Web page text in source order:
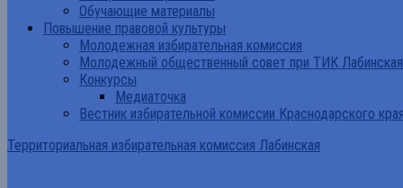
Обучающие материалы
Повышение правовой культуры
Молодежная избирательная комиссия
Молодежный общественный совет при ТИК Лабинская
Конкурсы
Медиаточка
Вестник избирательной комиссии Краснодарского
Территориальная избирательная комиссия Лабинская